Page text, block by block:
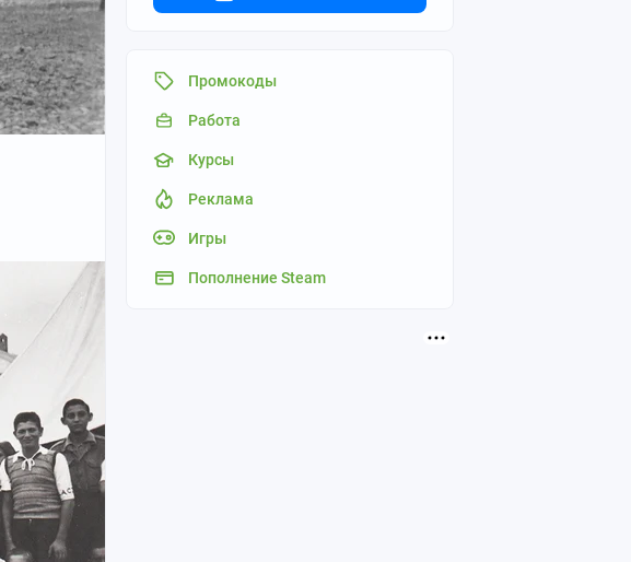
Промокоды
Работа
Курсы
Реклама
Игры
Пополнение Steam